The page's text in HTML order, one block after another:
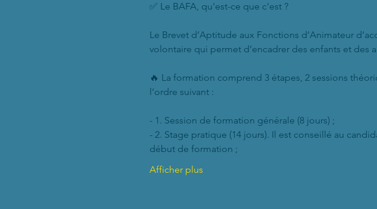
✅ Le BAFA, qu'est-ce que c'est ?
Le Brevet d’Aptitude aux Fonctions d’Animateur
volontaire qui permet d’encadrer des enfants et
🔥 La formation comprend 3 étapes, 2 sessions
l’ordre suivant :
- 1. Session de formation générale (8 jours) ;
- 2. Stage pratique (14 jours). Il est conseillé au
début de formation ;
Afficher plus